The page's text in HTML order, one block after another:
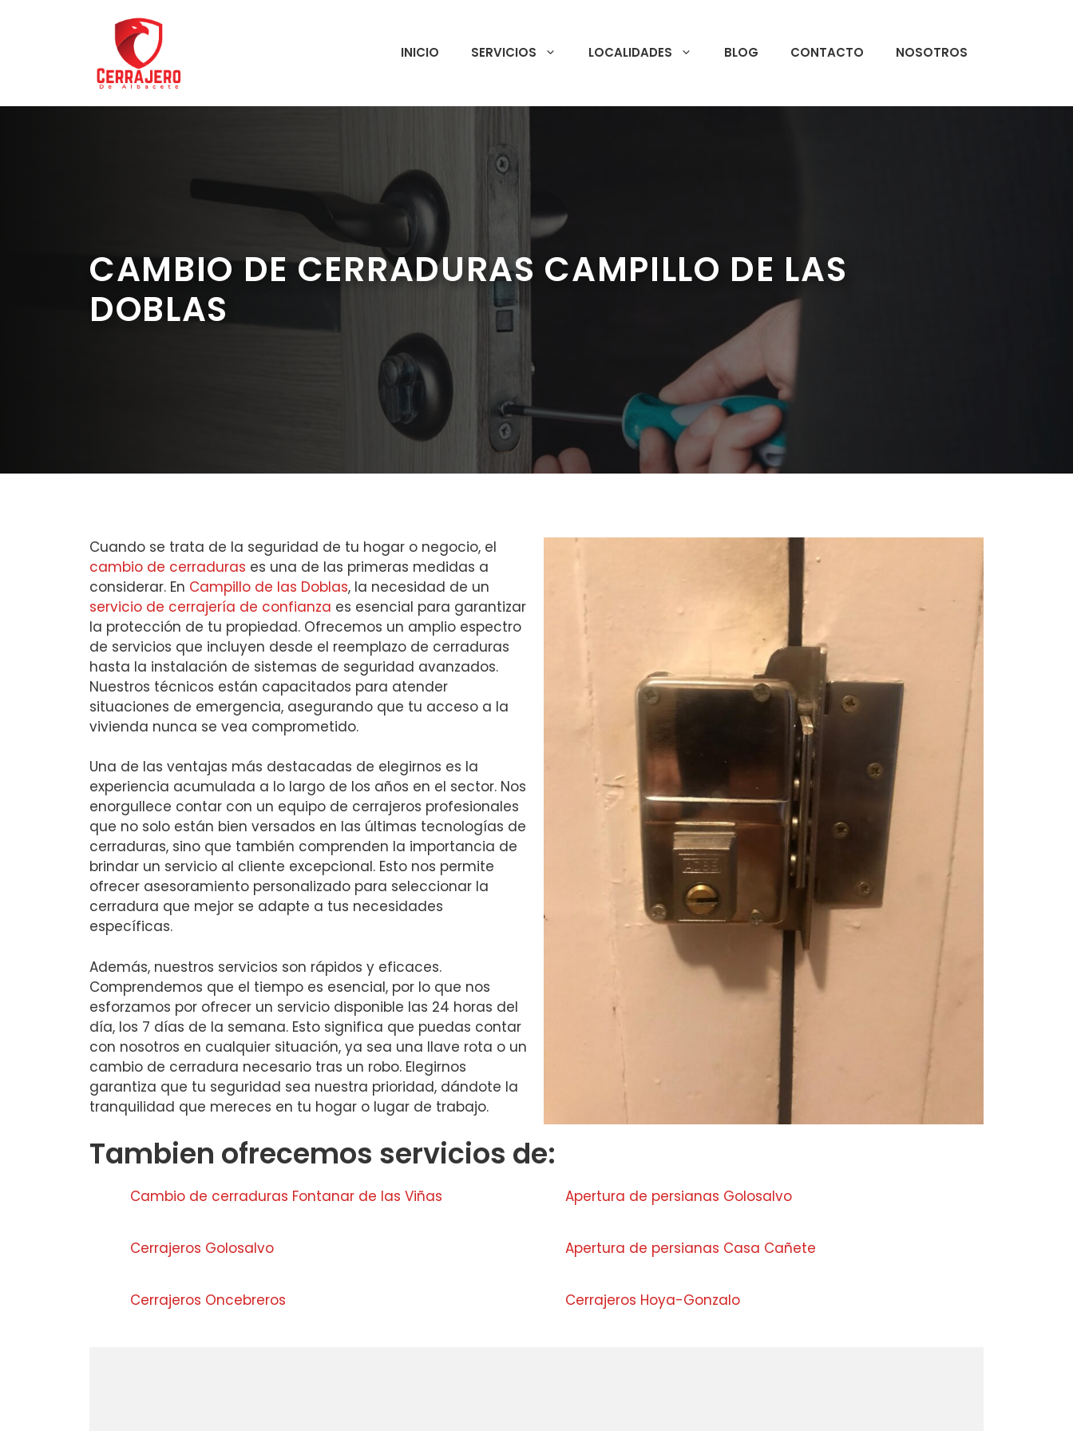
INICIO SERVICIOS LOCALIDADES BLOG CONTACTO NOSOTROS
CAMBIO DE CERRADURAS CAMPILLO DE LAS
DOBLAS
Cuando se trata de la seguridad de tu hogar o negocio, el
cambio de cerraduras es una de las primeras medidas a
considerar. En Campillo de las Doblas, la necesidad de un
servicio de cerrajería de confianza es esencial para garantizar
la protección de tu propiedad. Ofrecemos un amplio espectro
de servicios que incluyen desde el reemplazo de cerraduras
hasta la instalación de sistemas de seguridad avanzados.
Nuestros técnicos están capacitados para atender
situaciones de emergencia, asegurando que tu acceso a la
vivienda nunca se vea comprometido.
Una de las ventajas más destacadas de elegirnos es la
experiencia acumulada a lo largo de los años en el sector. Nos
enorgullece contar con un equipo de cerrajeros profesionales
que no solo están bien versados en las últimas tecnologías de
cerraduras, sino que también comprenden la importancia de
brindar un servicio al cliente excepcional. Esto nos permite
ofrecer asesoramiento personalizado para seleccionar la
cerradura que mejor se adapte a tus necesidades
específicas.
Además, nuestros servicios son rápidos y eficaces.
Comprendemos que el tiempo es esencial, por lo que nos
esforzamos por ofrecer un servicio disponible las 24 horas del
día, los 7 días de la semana. Esto significa que puedas contar
con nosotros en cualquier situación, ya sea una llave rota o un
cambio de cerradura necesario tras un robo. Elegirnos
garantiza que tu seguridad sea nuestra prioridad, dándote la
tranquilidad que mereces en tu hogar o lugar de trabajo.
Tambien ofrecemos servicios de:
Cambio de cerraduras Fontanar de las Viñas Apertura de persianas Golosalvo
Cerrajeros Golosalvo Apertura de persianas Casa Cañete
Cerrajeros Oncebreros Cerrajeros Hoya-Gonzalo